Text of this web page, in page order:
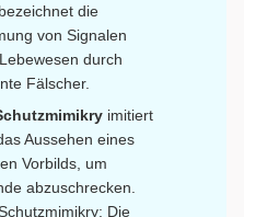
die
von Signalen
durch
Fälscher.
imitiert
Aussehen eines
Vorbilds, um
abzuschrecken.
Die